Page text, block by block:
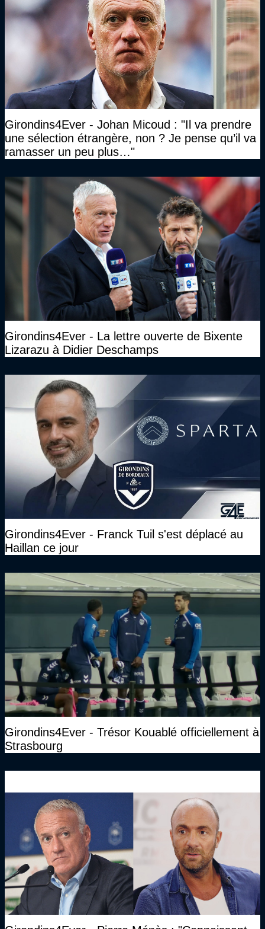
Girondins4Ever - Johan Micoud : "Il va prendre
une sélection étrangère, non ? Je pense qu’il va
ramasser un peu plus…"
Girondins4Ever - La lettre ouverte de Bixente
Lizarazu à Didier Deschamps
Girondins4Ever - Franck Tuil s'est déplacé au
Haillan ce jour
Girondins4Ever - Trésor Kouablé officiellement à
Strasbourg